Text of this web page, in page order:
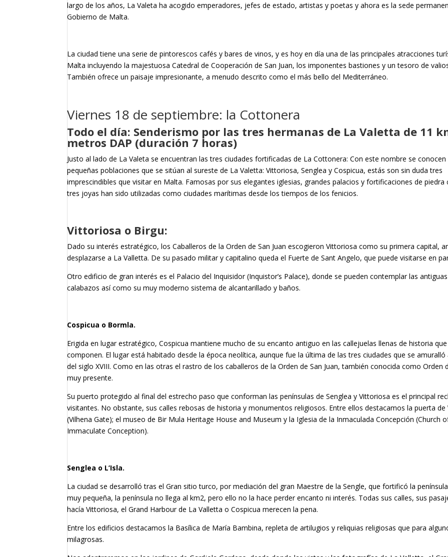
largo de los años, La Valeta ha acogido emperadores, jefes de estado, artistas y poetas y ahora es la sede
Gobierno de Malta.
La ciudad tiene una serie de pintorescos cafés y bares de vinos, y es hoy en día una de las principales atracciones
Malta incluyendo la majestuosa Catedral de Cooperación de San Juan, los imponentes bastiones y un tesoro de
También ofrece un paisaje impresionante, a menudo descrito como el más bello del Mediterráneo.
Viernes 18 de septiembre: la Cottonera
Todo el día: Senderismo por las tres hermanas de La Valetta de 11
metros DAP (duración 7 horas)
Justo al lado de La Valeta se encuentran las tres ciudades fortificadas de La Cottonera: Con este nombre se conocen
pequeñas poblaciones que se sitúan al sureste de La Valetta: Vittoriosa, Senglea y Cospicua, estás son sin duda tres
imprescindibles que visitar en Malta. Famosas por sus elegantes iglesias, grandes palacios y fortificaciones de piedra
tres joyas han sido utilizadas como ciudades marítimas desde los tiempos de los fenicios.
Vittoriosa o Birgu:
Dado su interés estratégico, los Caballeros de la Orden de San Juan escogieron Vittoriosa como su primera capital,
desplazarse a La Valletta. De su pasado militar y capitalino queda el Fuerte de Sant Angelo, que puede visitarse en
Otro edificio de gran interés es el Palacio del Inquisidor (Inquistor’s Palace), donde se pueden contemplar las
calabazos así como su muy moderno sistema de alcantarillado y baños.
Cospicua o Bormla.
Erigida en lugar estratégico, Cospicua mantiene mucho de su encanto antiguo en las callejuelas llenas de historia que
componen. El lugar está habitado desde la época neolítica, aunque fue la última de las tres ciudades que se amuralló
del siglo XVIII. Como en las otras el rastro de los caballeros de la Orden de San Juan, también conocida como Orden
muy presente.
Su puerto protegido al final del estrecho paso que conforman las penínsulas de Senglea y Vittoriosa es el principal
visitantes. No obstante, sus calles rebosas de historia y monumentos religiosos. Entre ellos destacamos la puerta de
(Vilhena Gate); el museo de Bir Mula Heritage House and Museum y la Iglesia de la Inmaculada Concepción (Church
Immaculate Conception).
Senglea o L’Isla.
La ciudad se desarrolló tras el Gran sitio turco, por mediación del gran Maestre de la Sengle, que fortificó la
muy pequeña, la península no llega al km2, pero ello no la hace perder encanto ni interés. Todas sus calles, sus
hacía Vittoriosa, el Grand Harbour de La Valletta o Cospicua merecen la pena.
Entre los edificios destacamos la Basílica de María Bambina, repleta de artilugios y reliquias religiosas que para
milagrosas.